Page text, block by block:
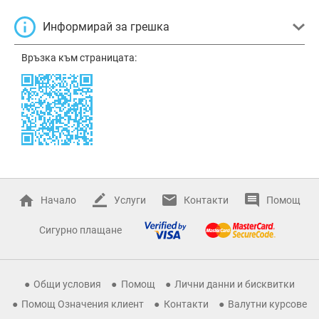
Информирай за грешка
Връзка към страницата:
Начало Услуги Контакти Помощ
Сигурно плащане
Общи условия Помощ
Лични данни и бисквитки
Помощ Означения клиент
Контакти
Валутни курсове